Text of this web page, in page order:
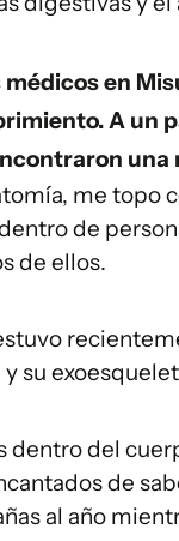
en
A un
me topo
de
de ellos.
su
dentro del
de
al año